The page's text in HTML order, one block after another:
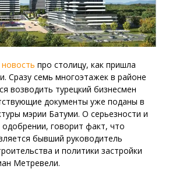
новость про столицу, как пришла
Сразу семь многоэтажек в районе
возводить турецкий бизнесмен
документы уже поданы в
мэрии Батуми. О серьезности и
говорит факт, что
бывший руководитель
и политики застройки
Метревели.